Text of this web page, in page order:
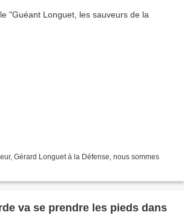
Gérard Longuet à la Défense, nous sommes
va se prendre les pieds dans